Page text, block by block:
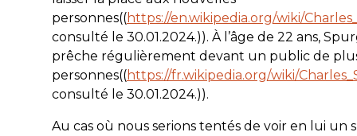
personnes((https://en.wikipedia.org/wiki/
consulté le 30.01.2024.)). À l’âge de 22 ans,
prêche régulièrement devant un public de
personnes((https://fr.wikipedia.org/wiki/
consulté le 30.01.2024.)).
Au cas où nous serions tentés de voir en lui un